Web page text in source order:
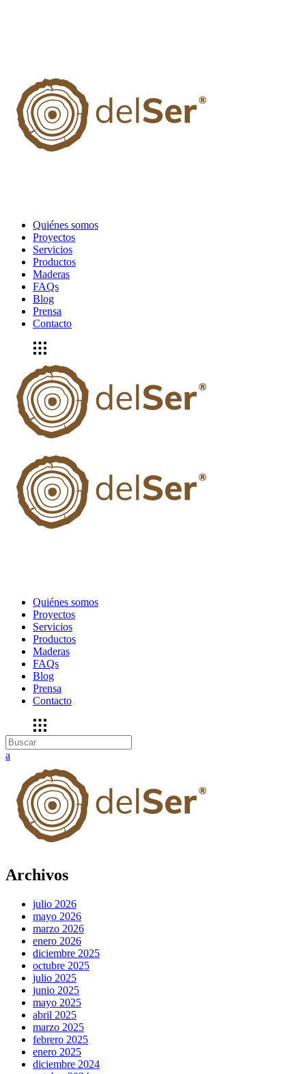
Quiénes somos
Proyectos
Servicios
Productos
Maderas
FAQs
Blog
Prensa
Contacto
Quiénes somos
Proyectos
Servicios
Productos
Maderas
FAQs
Blog
Prensa
Contacto
Archivos
julio 2026
mayo 2026
marzo 2026
enero 2026
diciembre 2025
octubre 2025
julio 2025
junio 2025
mayo 2025
abril 2025
marzo 2025
febrero 2025
enero 2025
diciembre 2024